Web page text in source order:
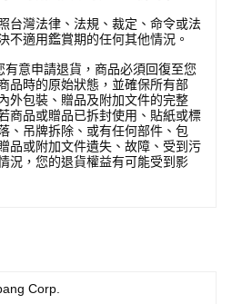
台灣法律、法規、裁定、命令或法
不適用鑑賞期的任何其他情況。
有意申請退貨，商品必須回復至您
品時的原始狀態，並確保所有部
外包裝、贈品及附加文件的完整
商品或贈品已拆封使用、貼紙或標
、吊牌拆除、或有任何部件、包
品或附加文件遺失、故障、受到污
況，您的退貨權益有可能受到影
Corp.